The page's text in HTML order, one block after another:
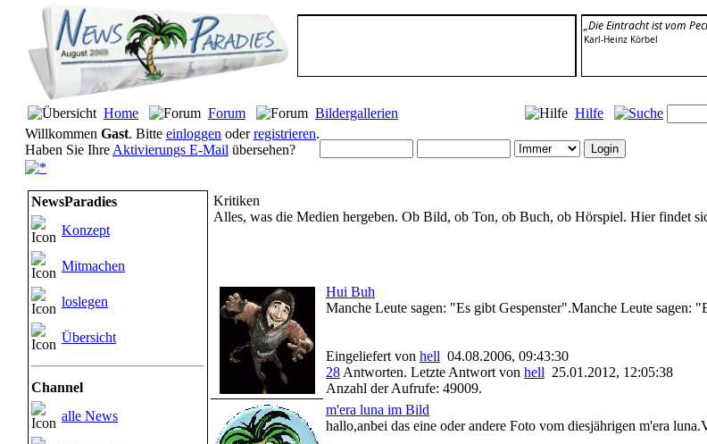
„Die Eintracht ist vom
Karl-Heinz Körbel
Home Forum Bildergallerien Hilfe
Willkommen Gast. Bitte einloggen oderregistrieren.
Haben Sie Ihre Aktivierungs E-Mail übersehen?
NewsParadies
Konzept
Mitmachen
loslegen
Übersicht
Channel
alle News
Kritiken
Alles, was die Medien hergeben. Ob Bild, ob Ton, ob Buch, ob Hörspiel. Hier findet
Hui Buh
Manche Leute sagen: "Es gibt Gespenster".Manche Leute sagen:
Eingeliefert von hell 04.08.2006, 09:43:30
28 Antworten. Letzte Antwort von hell 25.01.2012, 12:05:38
Anzahl der Aufrufe: 49009.
m'era luna im Bild
hallo,anbei das eine oder andere Foto vom diesjährigen m'era